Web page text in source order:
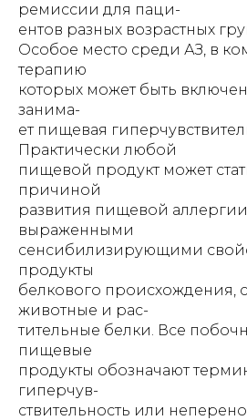
ремиссии для паци-
ентов разных возрастных
Особое место среди АЗ, в
терапию
которых может быть
занима-
ет пищевая
Практически любой
пищевой продукт может
причиной
развития пищевой
выраженными
сенсибилизирующими
продукты
белкового происхождения,
животные и рас-
тительные белки. Все
пищевые
продукты обозначают
гиперчув-
ствительность или